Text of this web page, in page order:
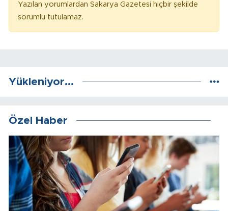
Yazılan yorumlardan Sakarya Gazetesi hiçbir şekilde
sorumlu tutulamaz.
Yükleniyor...
Özel Haber